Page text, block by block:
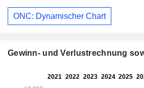
ONC: Dynamischer Chart
Gewinn- und Verlustrechnung